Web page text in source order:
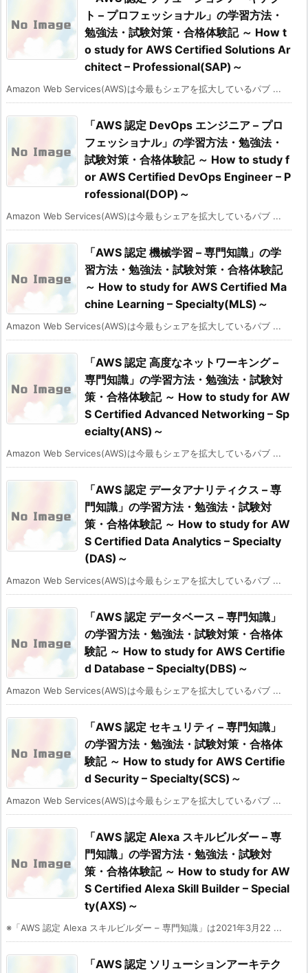
ト – プロフェッショナル」の学習方法・
勉強法・試験対策・合格体験記 ～ How t
o study for AWS Certified Solutions Ar
chitect – Professional(SAP)～
Amazon Web Services(AWS)は今最もシェアを拡大しているパブ ...
「AWS 認定 DevOps エンジニア – プロ
フェッショナル」の学習方法・勉強法・
試験対策・合格体験記 ～ How to study f
or AWS Certified DevOps Engineer – P
rofessional(DOP)～
Amazon Web Services(AWS)は今最もシェアを拡大しているパブ ...
「AWS 認定 機械学習 – 専門知識」の学
習方法・勉強法・試験対策・合格体験記
～ How to study for AWS Certified Ma
chine Learning – Specialty(MLS)～
Amazon Web Services(AWS)は今最もシェアを拡大しているパブ ...
「AWS 認定 高度なネットワーキング –
専門知識」の学習方法・勉強法・試験対
策・合格体験記 ～ How to study for AW
S Certified Advanced Networking – Sp
ecialty(ANS)～
Amazon Web Services(AWS)は今最もシェアを拡大しているパブ ...
「AWS 認定 データアナリティクス – 専
門知識」の学習方法・勉強法・試験対
策・合格体験記 ～ How to study for AW
S Certified Data Analytics – Specialty
(DAS)～
Amazon Web Services(AWS)は今最もシェアを拡大しているパブ ...
「AWS 認定 データベース – 専門知識」
の学習方法・勉強法・試験対策・合格体
験記 ～ How to study for AWS Certifie
d Database – Specialty(DBS)～
Amazon Web Services(AWS)は今最もシェアを拡大しているパブ ...
「AWS 認定 セキュリティ – 専門知識」
の学習方法・勉強法・試験対策・合格体
験記 ～ How to study for AWS Certifie
d Security – Specialty(SCS)～
Amazon Web Services(AWS)は今最もシェアを拡大しているパブ ...
「AWS 認定 Alexa スキルビルダー – 専
門知識」の学習方法・勉強法・試験対
策・合格体験記 ～ How to study for AW
S Certified Alexa Skill Builder – Special
ty(AXS)～
※「AWS 認定 Alexa スキルビルダー – 専門知識」は2021年3月22 ...
「AWS 認定 ソリューションアーキテク